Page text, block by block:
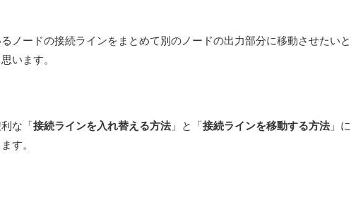
ノードの接続ラインをまとめて別のノードの出力部分に移動させたいと
います。
な「 接続ラインを入れ替える方法」と「 接続ラインを移動する方法」に
す。